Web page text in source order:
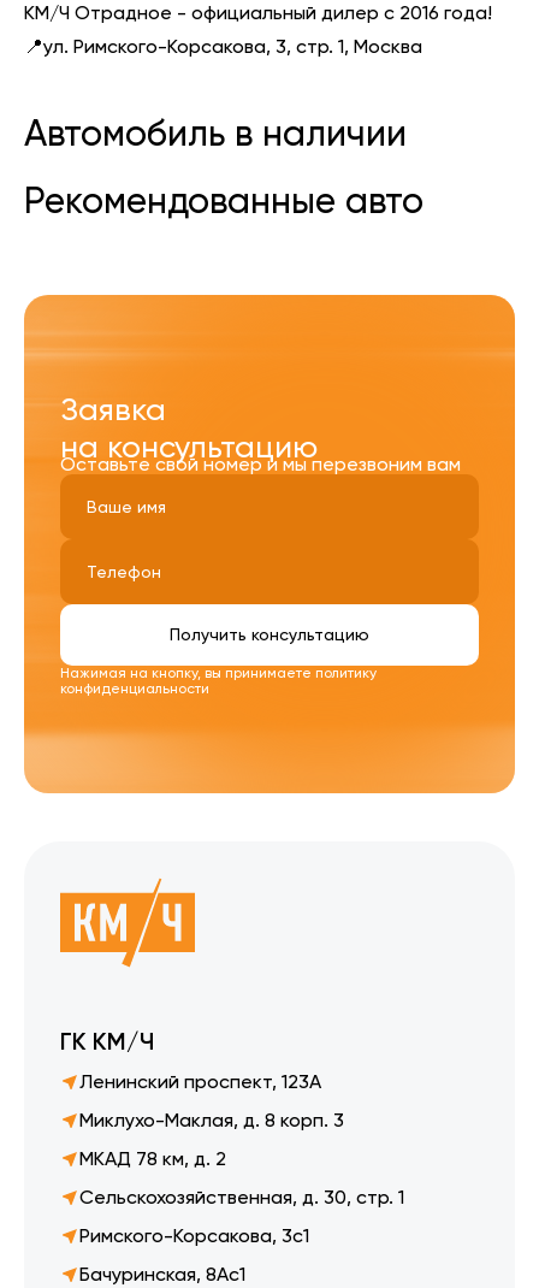
КМ/Ч Отрадное - официальный дилер с 2016 года!
📍ул. Римского-Корсакова, 3, стр. 1, Москва
Автомобиль в наличии
Рекомендованные авто
Заявка
на консультацию
Оставьте свой номер и мы перезвоним вам
Нажимая на кнопку, вы принимаете политику
конфиденциальности
Получить консультацию
ГК КМ/Ч
Ленинский проспект, 123А
Миклухо-Маклая, д. 8 корп. 3
МКАД 78 км, д. 2
Сельскохозяйственная, д. 30, стр. 1
Римского-Корсакова, 3с1
Бачуринская, 8Ас1